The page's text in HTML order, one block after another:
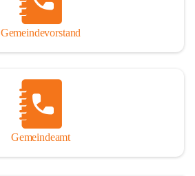
Gemeindevorstand
Gemeindeamt